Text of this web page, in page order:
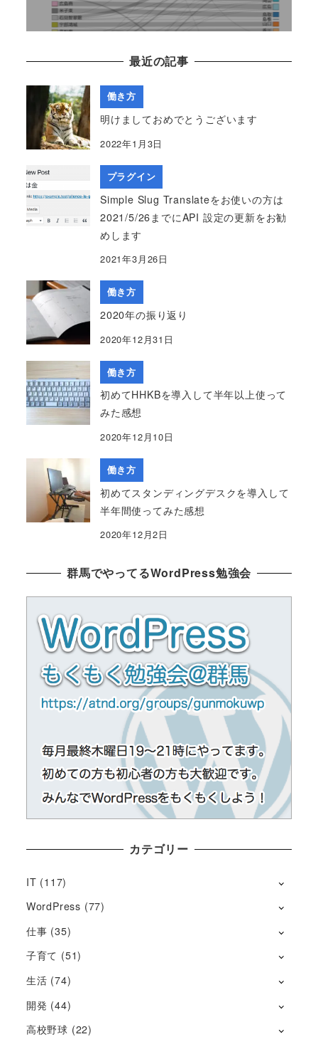
最近の記事
働き方
明けましておめでとうございます
2022年1月3日
プラグイン
Simple Slug Translateをお使いの方は
2021/5/26までにAPI 設定の更新をお勧
めします
2021年3月26日
働き方
2020年の振り返り
2020年12月31日
働き方
初めてHHKBを導入して半年以上使って
みた感想
2020年12月10日
働き方
初めてスタンディングデスクを導入して
半年間使ってみた感想
2020年12月2日
群馬でやってるWordPress勉強会
カテゴリー
IT (117)
WordPress (77)
仕事 (35)
子育て (51)
生活 (74)
開発 (44)
高校野球 (22)